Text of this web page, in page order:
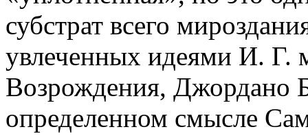
субстрат всего
увлеченных идеями И. Г.
Возрождения, Джордано
определенном смысле